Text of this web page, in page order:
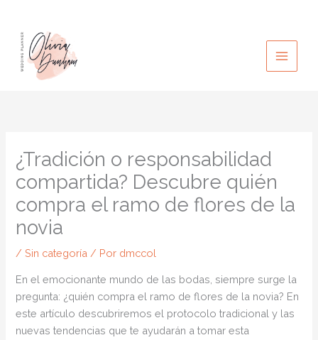
contenido
¿Tradición o responsabilidad
compartida? Descubre quién
compra el ramo de flores de la
novia
/Sin categoría / Por dmccol
En el emocionante mundo de las bodas, siempre surge la
pregunta: ¿quién compra el ramo de flores de la novia? En
este artículo descubriremos el protocolo tradicional y las
nuevas tendencias que te ayudarán a tomar esta